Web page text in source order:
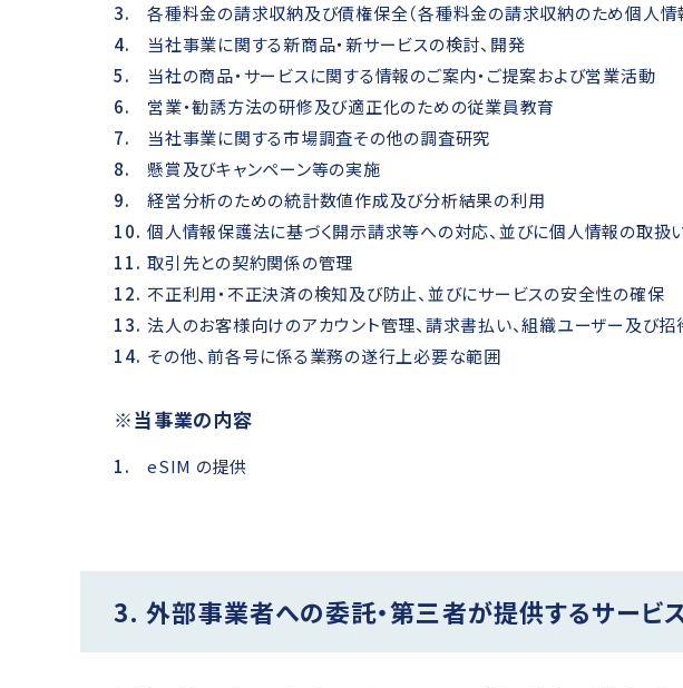
各種料金の請求収納及び債権保全（各種料金の請求収納のため個人情
当社事業に関する新商品・新サービスの検討、開発
当社の商品・サービスに関する情報のご案内・ご提案および営業活動
営業・勧誘方法の研修及び適正化のための従業員教育
当社事業に関する市場調査その他の調査研究
懸賞及びキャンペーン等の実施
経営分析のための統計数値作成及び分析結果の利用
個人情報保護法に基づく開示請求等への対応、並びに個人情報の取扱
取引先との契約関係の管理
不正利用・不正決済の検知及び防止、並びにサービスの安全性の確保
法人のお客様向けのアカウント管理、請求書払い、組織ユーザー及び
その他、前各号に係る業務の遂行上必要な範囲
※当事業の内容
eSIM の提供
3. 外部事業者への委託・第三者が提供するサービ